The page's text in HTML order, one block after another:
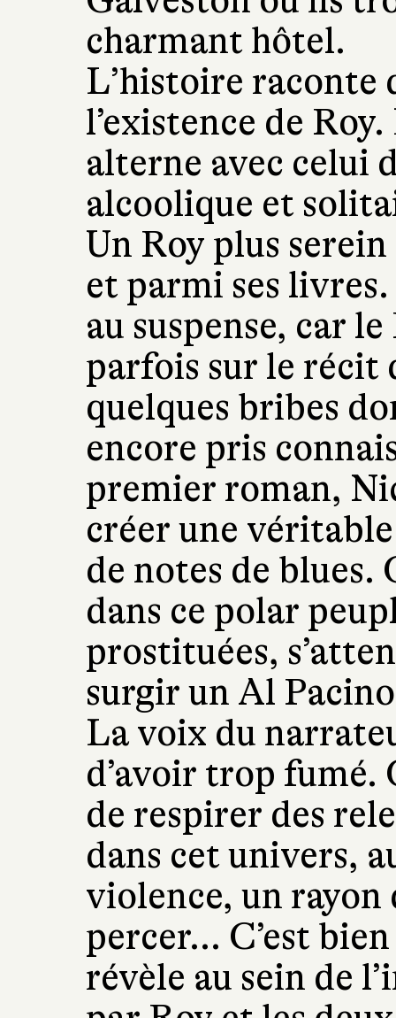
charmant hôtel.
L’histoire raconte
l’existence de
alterne avec celui
alcoolique et
Un Roy plus
et parmi ses
au suspense, car
parfois sur le récit
quelques bribes
encore pris
premier roman,
créer une
de notes de blues.
dans ce polar
prostituées,
surgir un Al
La voix du
d’avoir trop fumé.
de respirer des
dans cet univers,
violence, un
percer... C’est
révèle au sein de